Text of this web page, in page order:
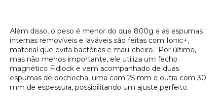
Além disso, o peso é menor do que 800g e as espumas
internas removíveis e laváveis são feitas com Ionic+,
material que evita bactérias e mau-cheiro. Por último,
mas não menos importante, ele utiliza um fecho
magnético Fidlock e vem acompanhado de duas
espumas de bochecha, uma com 25 mm e outra com 30
mm de espessura, possibilitando um ajuste perfeito.